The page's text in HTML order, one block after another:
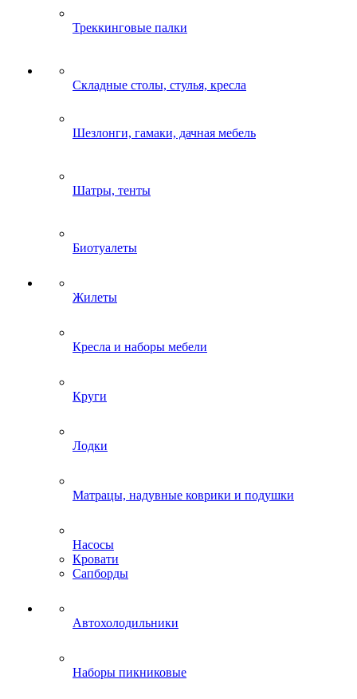
Треккинговые палки
Складные столы, стулья, кресла
Шезлонги, гамаки, дачная мебель
Шатры, тенты
Биотуалеты
Жилеты
Кресла и наборы мебели
Круги
Лодки
Матрацы, надувные коврики и подушки
Насосы
Кровати
Сапборды
Автохолодильники
Наборы пикниковые